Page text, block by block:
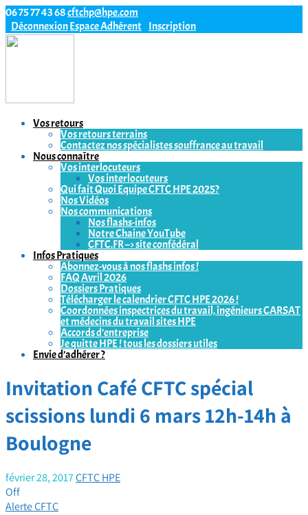
06 75 77 43 68cftchp@hpe.com
DéconnexionEspace Adhérent Inscription
Vos retours
Vos retours terrains
Contactez nos spécialistes souffrance au travail
Nous connaître
Vos interlocuteurs
Vos interlocuteurs
Qui fait Quoi Equipe CFTC HPE 2025?
Nos Vidéos
Nos communications
Nos flashs-infos
Notre Chaine YouTube
CFTC.FR –> site confédéral
Infos Pratiques
Abonnez-vous à nos flashs infos !
FAQ Avril 2026
Dossiers Pratiques
Télécharger le calendrier CFTC HPE 2026 !
Coordonnées inspectrices du travail, ingénieurs CARSAT
et médecins du travail sites HPE
Accords d’entreprise
Je quitte HPE ! tous les dossiers utiles
Envie d’adhérer ?
Invitation Café CFTC spécial
scissions lundi 6 mars 12h-14h à
Boulogne
février 28, 2017CFTC HPE
Off
Alerte CFTC